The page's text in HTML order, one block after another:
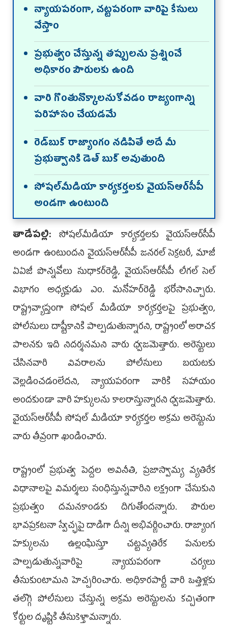
న్యాయపరంగా, చట్టపరంగా వారిపై కేసులు
వేస్తాం
ప్రభుత్వం చేస్తున్న తప్పులను ప్రశ్నించే
అధికారం పౌరులకు ఉంది
వారి గొంతునొక్కాలనుకోవడం రాజ్యంగాన్ని
పరిహాసం చేయడమే
రెడ్‌బుక్‌ రాజ్యాంగం నడిపితే అదే మీ
ప్రభుత్వానికి డెత్‌ బుక్ అవుతుంది
సోషల్‌మీడియా కార్యకర్తలకు వైయస్ఆర్‌సీపీ
అండగా ఉంటుంది
తాడేపల్లి:సోషల్‌మీడియా కార్యకర్తలకు వైయస్ఆర్‌సీపీ
అండగా ఉంటుందని వైయస్ఆర్‌సీపీ జనరల్‌ సెక్రటరీ, మాజీ
ఏఏజీ పొన్నవోలు సుధాకర్‌రెడ్డి, వైయస్ఆర్‌సీపీ లీగల్‌ సెల్‌
విభాగం అధ్యక్షుడు ఎం. మనోహర్‌రెడ్డి భ‌రోసానిచ్చారు.
రాష్ట్రవ్యాప్తంగా సోషల్‌ మీడియా కార్యకర్తలపై ప్రభుత్వం,
పోలీసులు దాష్టీకానికి పాల్పడుతున్నారని, రాష్ట్రంలో అరాచక
పాలనకు ఇది నిదర్శనమని వారు ధ్వజమెత్తారు. అరెస్టులు
చేసినవారి వివరాలను పోలీసులు బయటకు
వెల్లడించడంలేదని, న్యాయపరంగా వారికి సహాయం
అందకుండా వారి హక్కులను కాలరాస్తున్నారని ధ్వజమెత్తారు.
వైయ‌స్ఆర్‌సీపీ సోష‌ల్ మీడియా కార్య‌క‌ర్త‌ల అక్ర‌మ అరెస్టును
వారు తీవ్రంగా ఖండించారు.
రాష్ట్రంలో ప్రభుత్వ పెద్దల అవినీతి, ప్రజాస్వామ్య వ్యతిరేక
విధానాలపై విమర్శలు సంధిస్తున్నవారిని లక్ష్యంగా చేసుకుని
ప్రభుత్వం దమనకాండకు దిగుతోందన్నారు. పౌరుల
భావప్రకటనా స్వేచ్ఛపై దాడిగా దీన్ని అభివర్ణించారు. రాజ్యాంగ
హక్కులను ఉల్లంఘిస్తూ చట్టవ్యతిరేక పనులకు
పాల్పడుతున్నవారిపై న్యాయపరంగా చర్యలు
తీసుకుంటామని హెచ్చరించారు. అధికారపార్టీ వారి ఒత్తిళ్లకు
తలొగ్గి పోలీసులు చేస్తున్న అక్రమ అరెస్టులను కచ్చితంగా
కోర్టుల దృష్టికి తీసుకెళ్తామన్నారు.